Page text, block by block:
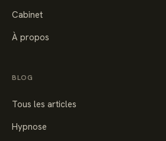
Cabinet
À propos
BLOG
Tous les articles
Hypnose